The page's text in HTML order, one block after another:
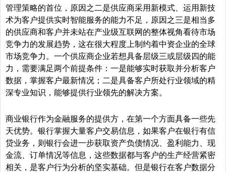
管理策略的首位，原因之二是供应商采用新模式、运用新技
术为客户提供实时智能服务的能力不足，原因之三是相当多
的供应商和客户并未站在产业级互联网的整体视角看待市场
竞争力的发展趋势，这在很大程度上制约着中资企业的全球
市场竞争力。一个供应商企业若想具备层级三或层级四的能
力，需要满足两个前提条件：一是能够实时获取并分析客户
数据，掌握客户最新情况；二是具备客户所处行业领域的精
深专业知识，能够提供行业领先的解决方案。
商业银行作为金融服务的提供方，在第一个方面具备一些先
天优势。银行掌握大量客户交易信息，如果客户在银行有信
贷业务，则银行会进一步获取资产负债情况、盈利能力、现
金流、订单情况等信息，这些数据都与客户的生产经营紧密
相关，是客户行为分析的坚实基础。但是银行在客户数据分